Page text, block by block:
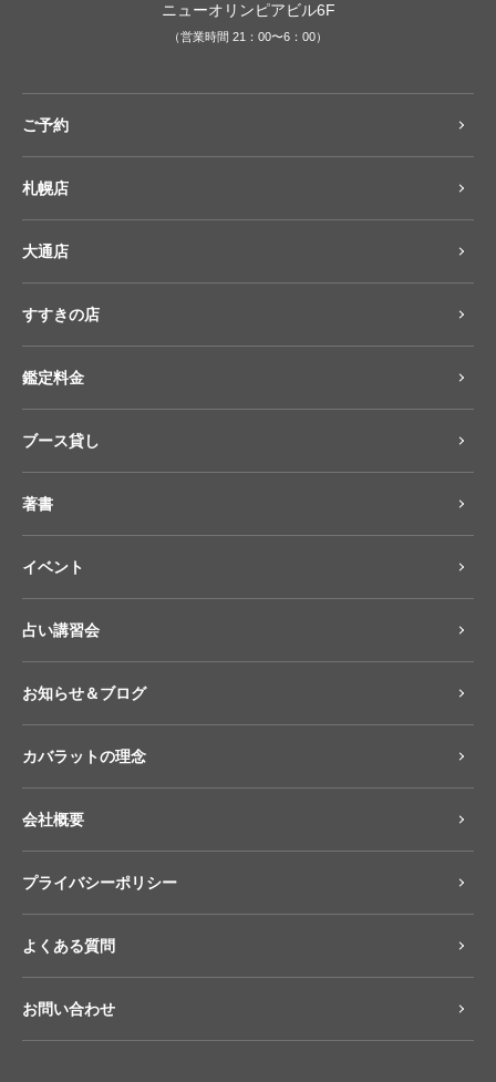
ニューオリンピアビル6F
（営業時間 21：00〜6：00）
ご予約
札幌店
大通店
すすきの店
鑑定料金
ブース貸し
著書
イベント
占い講習会
お知らせ＆ブログ
カバラットの理念
会社概要
プライバシーポリシー
よくある質問
お問い合わせ